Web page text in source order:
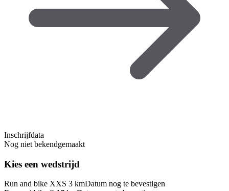
Inschrijfdata
Nog niet bekendgemaakt
Kies een wedstrijd
Run and bike XXS 3 kmDatum nog te bevestigen